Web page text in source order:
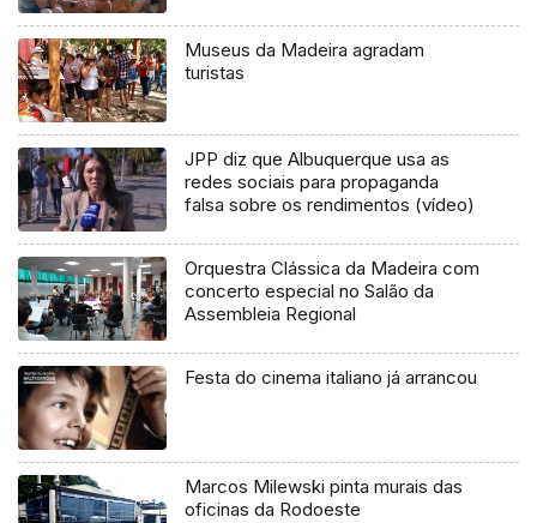
Museus da Madeira agradam
turistas
JPP diz que Albuquerque usa as
redes sociais para propaganda
falsa sobre os rendimentos (vídeo)
Orquestra Clássica da Madeira com
concerto especial no Salão da
Assembleia Regional
Festa do cinema italiano já arrancou
Marcos Milewski pinta murais das
oficinas da Rodoeste